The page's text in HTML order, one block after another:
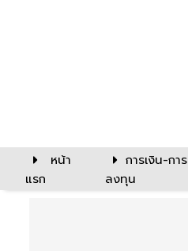
หน้า
แรก
การเงิน-การ
ลงทุน